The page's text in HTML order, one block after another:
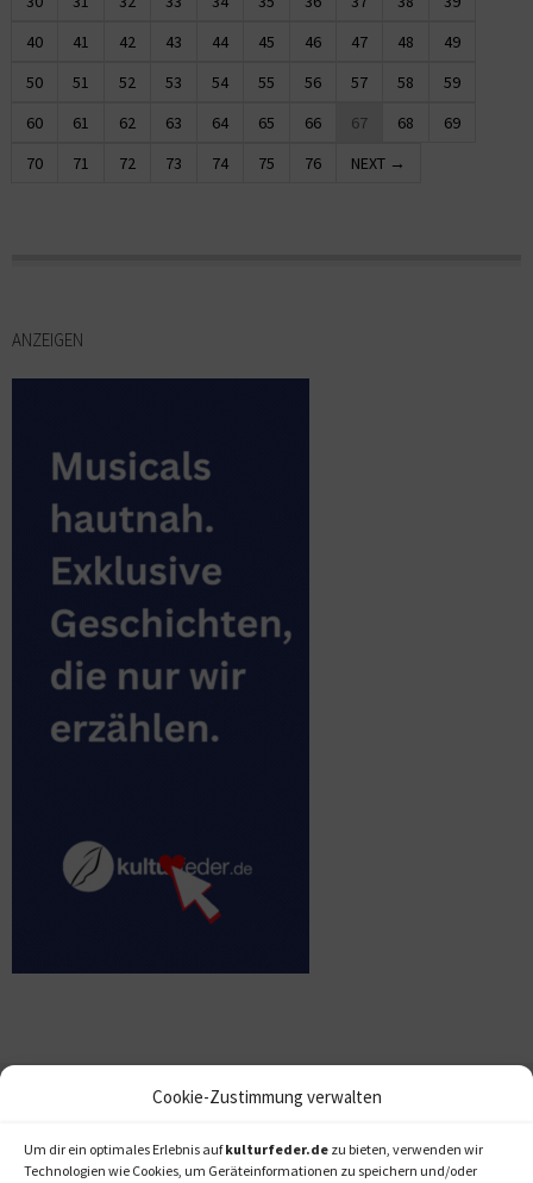
Cookie-Zustimmung verwalten
Um dir ein optimales Erlebnis aufkulturfeder.de zu bieten, verwenden wir
Technologien wie Cookies, um Geräteinformationen zu speichern und/oder
40
41 42 43 44 45 46 47 48
49
50
51 52 53 54 55 56 57 58
59
60
61 62 63 64 65 66 67 68
69
70
71 72 73 74 75 76 NEXT →
ANZEIGEN